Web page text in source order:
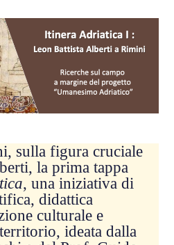
sulla figura cruciale
la prima tappa
, una iniziativa di
didattica
culturale e
ideata dalla